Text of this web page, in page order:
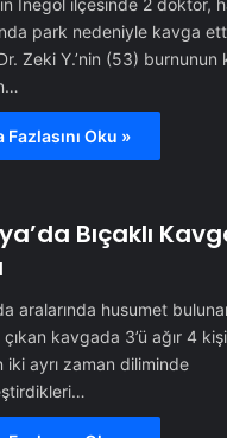
İnegöl ilçesinde 2 doktor,
park nedeniyle kavga
Zeki Y.’nin (53) burnunun
Fazlasını Oku »
Bıçaklı
aralarında husumet
çıkan kavgada 3’ü ağır 4
iki ayrı zaman diliminde